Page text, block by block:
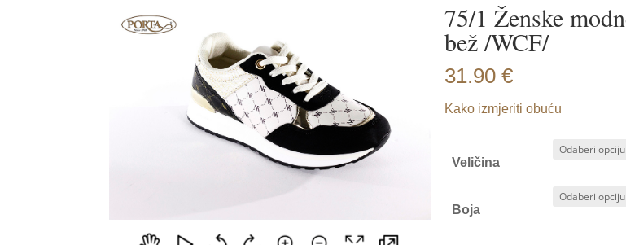
75/1 Ženske
bež /WCF/
31.90€
Kako izmjeriti obuću
Veličina
Boja